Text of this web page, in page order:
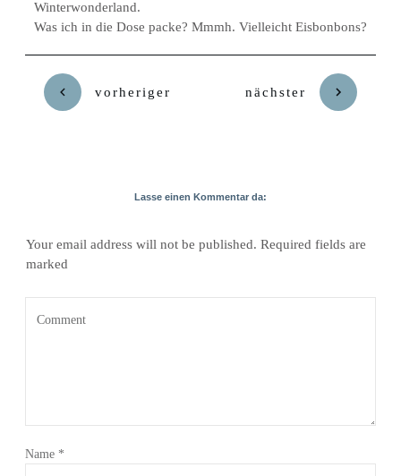
Winterwonderland.
Was ich in die Dose packe? Mmmh. Vielleicht Eisbonbons?
vorheriger nächster
Lasse einen Kommentar da:
Your email address will not be published. Required fields are
marked
Name *